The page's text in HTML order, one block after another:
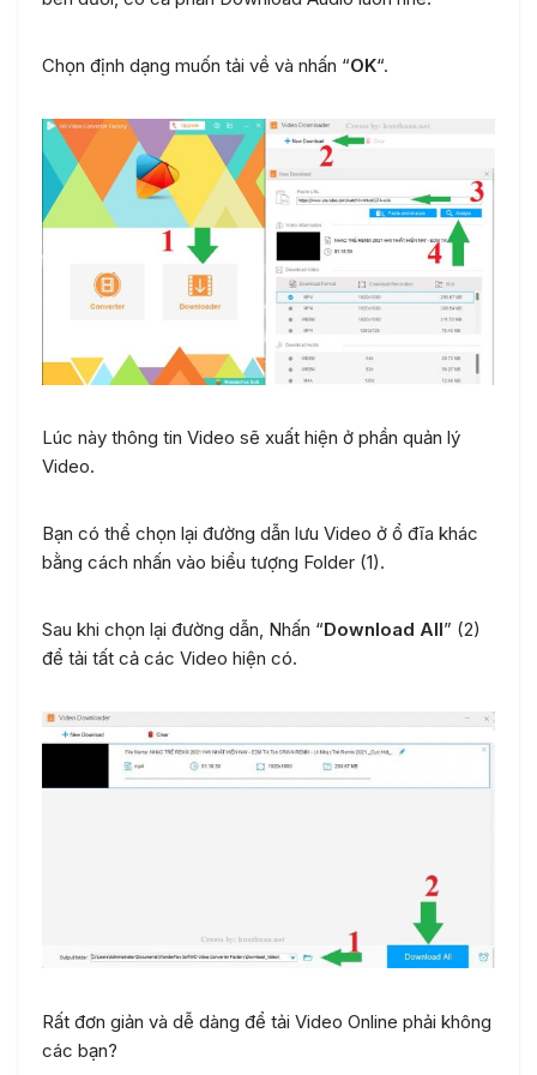
Chọn định dạng muốn tải về và nhấn “OK“.
Lúc này thông tin Video sẽ xuất hiện ở phần quản lý
Video.
Bạn có thể chọn lại đường dẫn lưu Video ở ổ đĩa khác
bằng cách nhấn vào biểu tượng Folder (1).
Sau khi chọn lại đường dẫn, Nhấn “Download All” (2)
để tải tất cả các Video hiện có.
Rất đơn giản và dễ dàng để tải Video Online phải không
các bạn?